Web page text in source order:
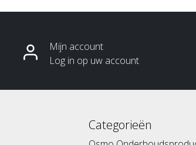
Mijn account
Log in op uw account
Categorieën